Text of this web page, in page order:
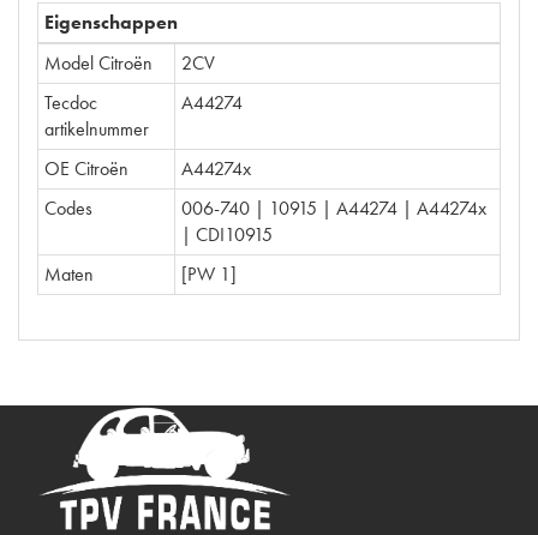
Eigenschappen
Model Citroën
2CV
Tecdoc
artikelnummer
A44274
OE Citroën
A44274x
Codes
006-740 | 10915 | A44274 | A44274x
| CDI10915
Maten
[PW 1]